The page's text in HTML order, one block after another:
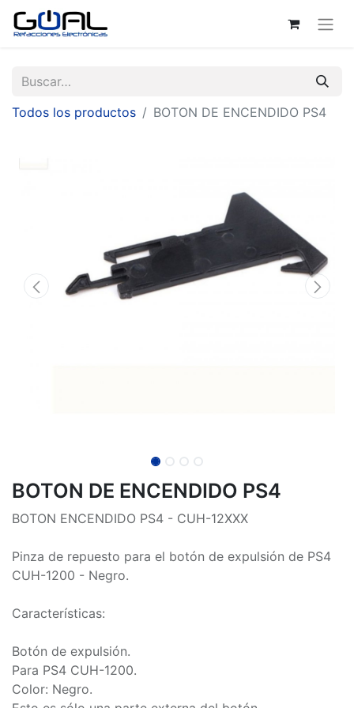
Todos los productos BOTON DE ENCENDIDO PS4
BOTON DE ENCENDIDO PS4
BOTON ENCENDIDO PS4 - CUH-12XXX
Pinza de repuesto para el botón de expulsión de PS4
CUH-1200 - Negro.
Características:
Botón de expulsión.
Para PS4 CUH-1200.
Color: Negro.